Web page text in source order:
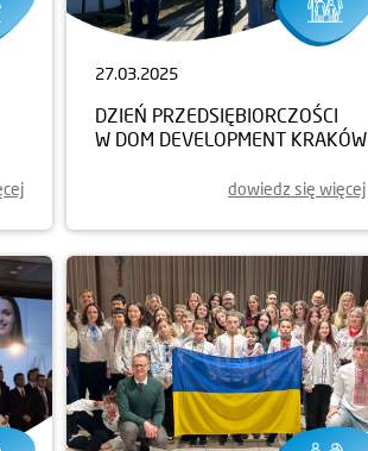
27.03.2025
DZIEŃ PRZEDSIĘBIORCZOŚCI
W DOM DEVELOPMENT KRAKÓW
dowiedz się więcej